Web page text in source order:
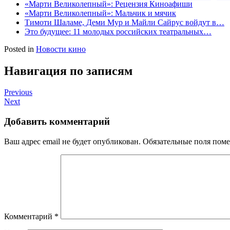
«Марти Великолепный»: Рецензия Киноафиши
«Марти Великолепный»: Мальчик и мячик
Тимоти Шаламе, Деми Мур и Майли Сайрус войдут в…
Это будущее: 11 молодых российских театральных…
Posted in Новости кино
Навигация по записям
Previous
Next
Добавить комментарий
Ваш адрес email не будет опубликован. Обязательные поля
Комментарий *